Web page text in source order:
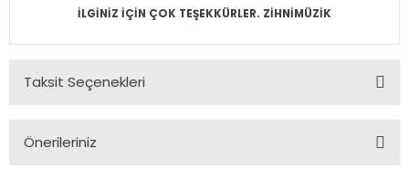
İLGİNİZ İÇİN ÇOK TEŞEKKÜRLER. ZİHNİMÜZİK
Taksit Seçenekleri
Önerileriniz